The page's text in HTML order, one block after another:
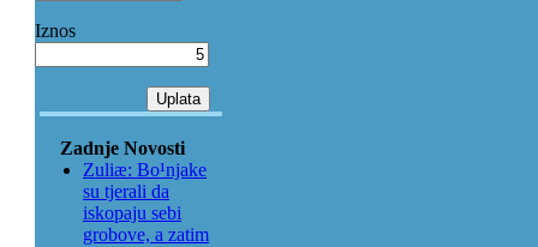
Iznos
Zadnje Novosti
Zuliæ: Bo¹njake
su tjerali da
iskopaju sebi
grobove, a zatim